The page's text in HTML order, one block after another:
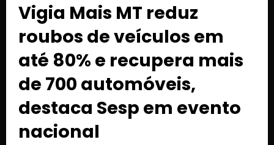
Vigia Mais MT reduz
roubos de veículos em
até 80% e recupera mais
de 700 automóveis,
destaca Sesp em evento
nacional